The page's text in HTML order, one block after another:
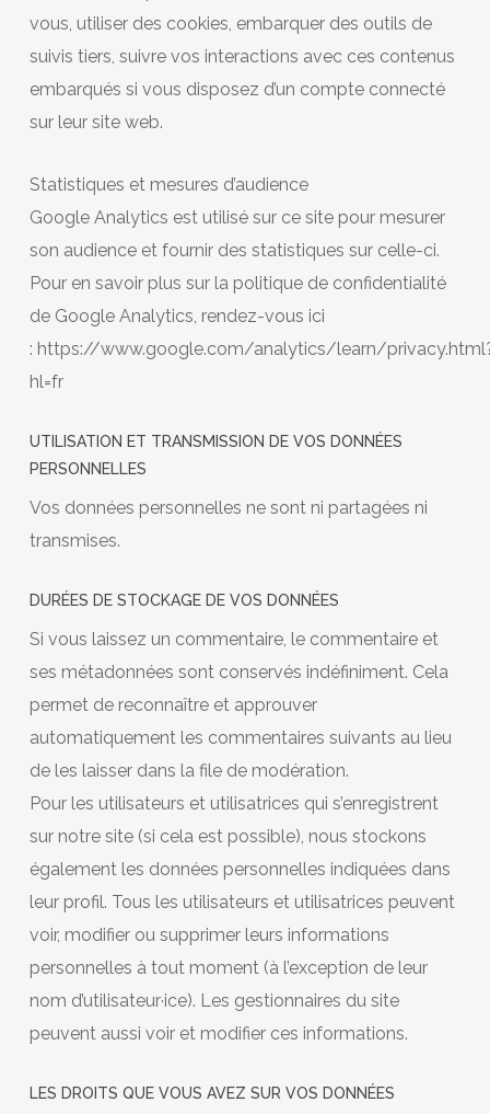
vous, utiliser des cookies, embarquer des outils de
suivis tiers, suivre vos interactions avec ces contenus
embarqués si vous disposez d’un compte connecté
sur leur site web.
Statistiques et mesures d’audience
Google Analytics est utilisé sur ce site pour mesurer
son audience et fournir des statistiques sur celle-ci.
Pour en savoir plus sur la politique de confidentialité
de Google Analytics, rendez-vous ici
: https://www.google.com/analytics/learn/
hl=fr
UTILISATION ET TRANSMISSION DE VOS DONNÉES
PERSONNELLES
Vos données personnelles ne sont ni partagées ni
transmises.
DURÉES DE STOCKAGE DE VOS DONNÉES
Si vous laissez un commentaire, le commentaire et
ses métadonnées sont conservés indéfiniment. Cela
permet de reconnaître et approuver
automatiquement les commentaires suivants au lieu
de les laisser dans la file de modération.
Pour les utilisateurs et utilisatrices qui s’enregistrent
sur notre site (si cela est possible), nous stockons
également les données personnelles indiquées dans
leur profil. Tous les utilisateurs et utilisatrices peuvent
voir, modifier ou supprimer leurs informations
personnelles à tout moment (à l’exception de leur
nom d’utilisateur·ice). Les gestionnaires du site
peuvent aussi voir et modifier ces informations.
LES DROITS QUE VOUS AVEZ SUR VOS DONNÉES